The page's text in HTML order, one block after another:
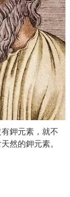
鉀元素，就不
然的鉀元素。